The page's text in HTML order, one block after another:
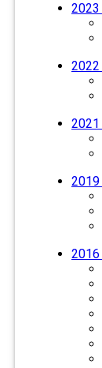
2023
2022
2021
2019
2016